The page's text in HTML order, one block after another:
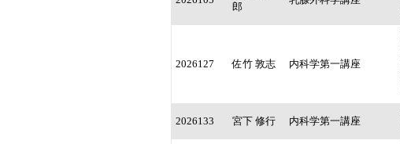
郎
2026127 佐竹 敦志 内科学第一講座
2026133 宮下 修行 内科学第一講座